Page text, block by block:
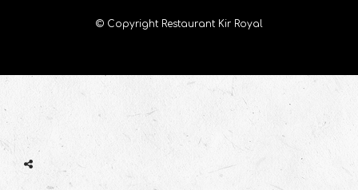
© Copyright Restaurant Kir Royal